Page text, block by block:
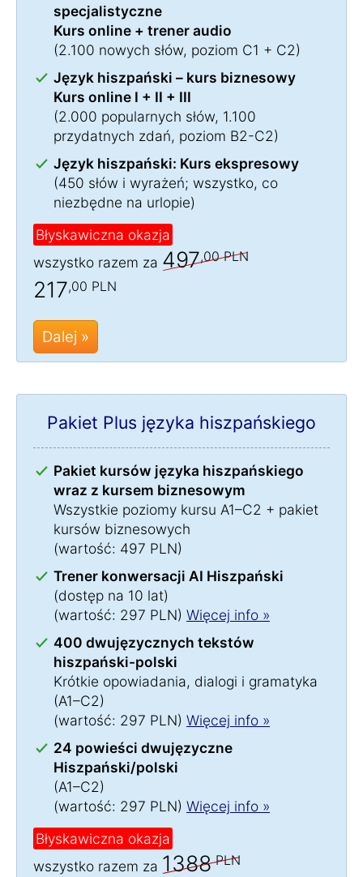
specjalistyczne
Kurs online + trener audio
(2.100 nowych słów, poziom C1 + C2)
Język hiszpański – kurs biznesowy
Kurs online I + II + III
(2.000 popularnych słów, 1.100
przydatnych zdań, poziom B2-C2)
Język hiszpański: Kurs ekspresowy
(450 słów i wyrażeń; wszystko, co
niezbędne na urlopie)
Błyskawiczna okazja
wszystko razem za 497,00 PLN
217,00 PLN
Dalej »
Pakiet Plus języka hiszpańskiego
Pakiet kursów języka hiszpańskiego
wraz z kursem biznesowym
Wszystkie poziomy kursu A1–C2 + pakiet
kursów biznesowych
(wartość: 497 PLN)
Trener konwersacji AI Hiszpański
(dostęp na 10 lat)
(wartość: 297 PLN) Więcej info »
400 dwujęzycznych tekstów
hiszpański-polski
Krótkie opowiadania, dialogi i gramatyka
(A1–C2)
(wartość: 297 PLN) Więcej info »
24 powieści dwujęzyczne
Hiszpański/polski
(A1–C2)
(wartość: 297 PLN) Więcej info »
Błyskawiczna okazja
wszystko razem za 1388PLN